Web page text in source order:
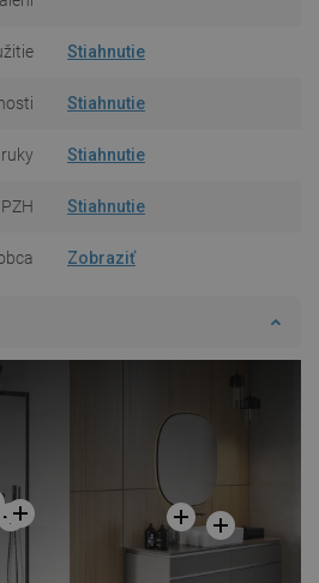
Stiahnutie
Stiahnutie
Stiahnutie
Stiahnutie
Zobraziť